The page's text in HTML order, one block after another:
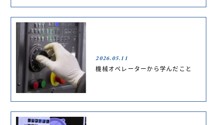
2026.05.11
機械オペレーターから学んだこと